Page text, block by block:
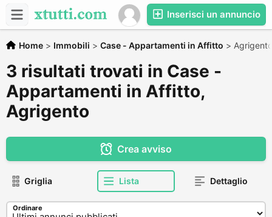
Inserisci un annuncio
Home > Immobili > Case - Appartamenti in Affitto > Agrigento
3 risultati trovati in Case -
Appartamenti in Affitto,
Agrigento
Crea avviso
Griglia Lista Dettaglio
Ordinare